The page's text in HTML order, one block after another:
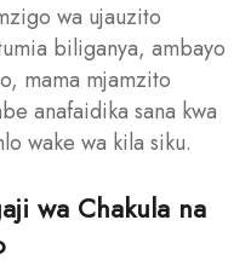
wa ujauzito
biliganya, ambayo
mama mjamzito
anafaidika sana kwa
wake wa kila siku.
wa Chakula na